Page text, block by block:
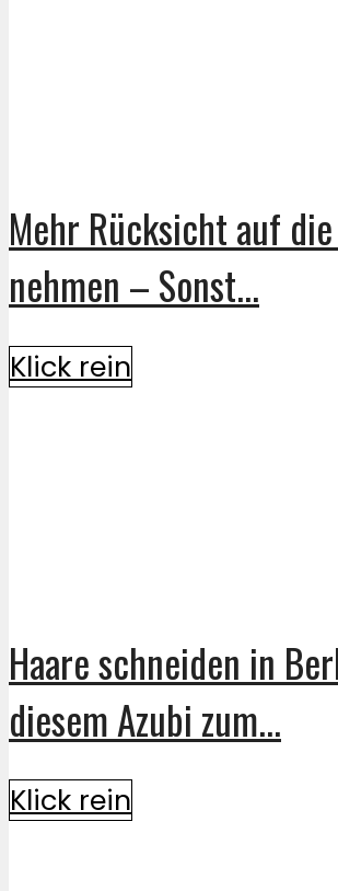
Mehr Rücksicht auf
nehmen – Sonst...
Klick rein
Haare schneiden in
diesem Azubi zum...
Klick rein